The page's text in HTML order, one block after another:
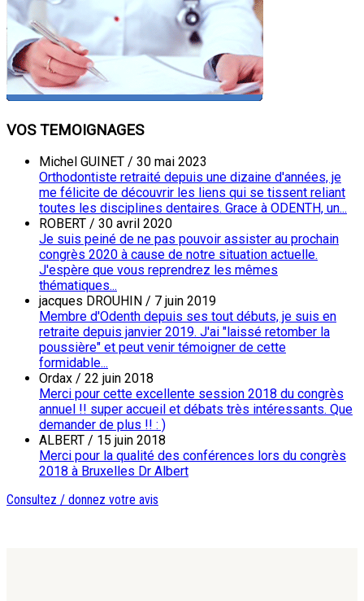
VOS TEMOIGNAGES
Michel GUINET / 30 mai 2023
Orthodontiste retraité depuis une dizaine d'années, je
me félicite de découvrir les liens qui se tissent reliant
toutes les disciplines dentaires. Grace à ODENTH, un...
ROBERT / 30 avril 2020
Je suis peiné de ne pas pouvoir assister au prochain
congrès 2020 à cause de notre situation actuelle.
J'espère que vous reprendrez les mêmes
thématiques...
jacques DROUHIN / 7 juin 2019
Membre d'Odenth depuis ses tout débuts, je suis en
retraite depuis janvier 2019. J'ai "laissé retomber la
poussière" et peut venir témoigner de cette
formidable...
Ordax / 22 juin 2018
Merci pour cette excellente session 2018 du congrès
annuel !! super accueil et débats très intéressants. Que
demander de plus !! : )
ALBERT / 15 juin 2018
Merci pour la qualité des conférences lors du congrès
2018 à Bruxelles Dr Albert
Consultez / donnez votre avis